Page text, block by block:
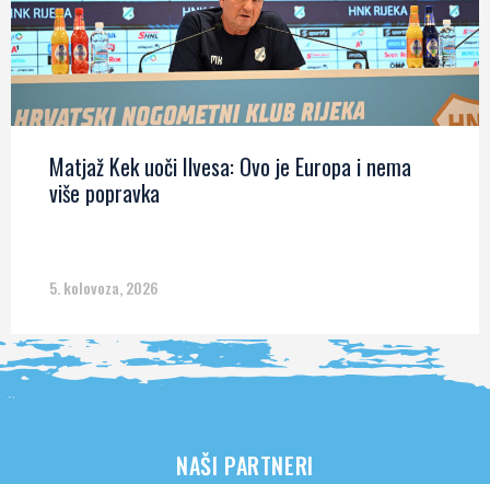
Matjaž Kek uoči Ilvesa: Ovo je Europa i nema
više popravka
5. kolovoza, 2026
NAŠI PARTNERI